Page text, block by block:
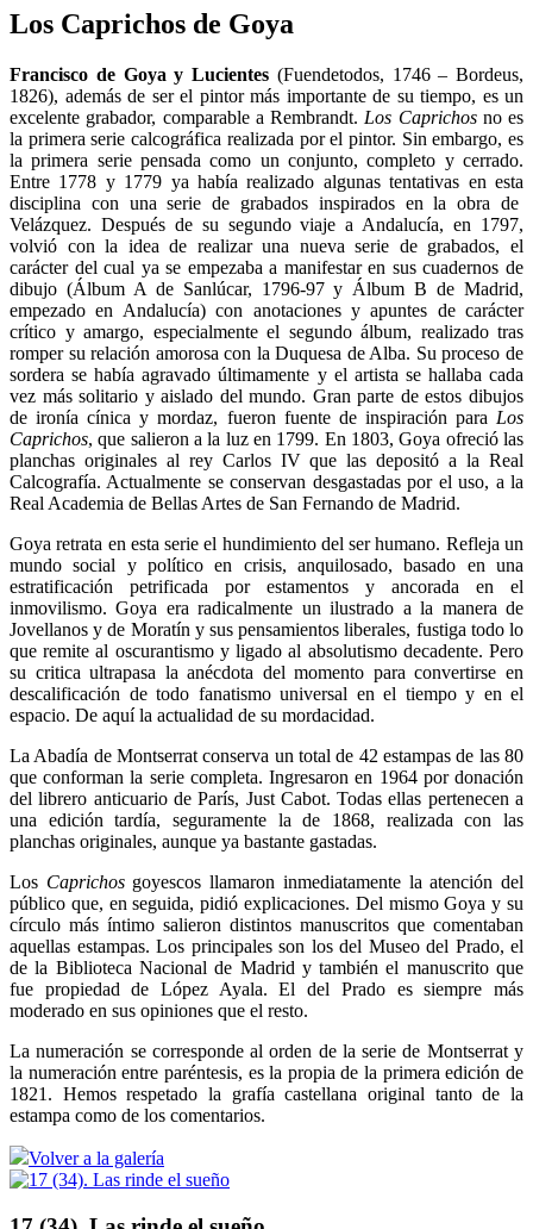
Los Caprichos de Goya
Francisco de Goya y Lucientes (Fuendetodos, 1746 – Bordeus,
1826), además de ser el pintor más importante de su tiempo, es un
excelente grabador, comparable a Rembrandt. Los Caprichosno es
la primera serie calcográfica realizada por el pintor. Sin embargo, es
la primera serie pensada como un conjunto, completo y cerrado.
Entre 1778 y 1779 ya había realizado algunas tentativas en esta
disciplina con una serie de grabados inspirados en la obra de
Velázquez. Después de su segundo viaje a Andalucía, en 1797,
volvió con la idea de realizar una nueva serie de grabados, el
carácter del cual ya se empezaba a manifestar en sus cuadernos de
dibujo (Álbum A de Sanlúcar, 1796-97 y Álbum B de Madrid,
empezado en Andalucía) con anotaciones y apuntes de carácter
crítico y amargo, especialmente el segundo álbum, realizado tras
romper su relación amorosa con la Duquesa de Alba. Su proceso de
sordera se había agravado últimamente y el artista se hallaba cada
vez más solitario y aislado del mundo. Gran parte de estos dibujos
de ironía cínica y mordaz, fueron fuente de inspiración para Los
Caprichos, que salieron a la luz en 1799. En 1803, Goya ofreció las
planchas originales al rey Carlos IV que las depositó a la Real
Calcografía. Actualmente se conservan desgastadas por el uso, a la
Real Academia de Bellas Artes de San Fernando de Madrid.
Goya retrata en esta serie el hundimiento del ser humano. Refleja un
mundo social y político en crisis, anquilosado, basado en una
estratificación petrificada por estamentos y ancorada en el
inmovilismo. Goya era radicalmente un ilustrado a la manera de
Jovellanos y de Moratín y sus pensamientos liberales, fustiga todo lo
que remite al oscurantismo y ligado al absolutismo decadente. Pero
su critica ultrapasa la anécdota del momento para convertirse en
descalificación de todo fanatismo universal en el tiempo y en el
espacio. De aquí la actualidad de su mordacidad.
La Abadía de Montserrat conserva un total de 42 estampas de las 80
que conforman la serie completa. Ingresaron en 1964 por donación
del librero anticuario de París, Just Cabot. Todas ellas pertenecen a
una edición tardía, seguramente la de 1868, realizada con las
planchas originales, aunque ya bastante gastadas.
Los Caprichos goyescos llamaron inmediatamente la atención del
público que, en seguida, pidió explicaciones. Del mismo Goya y su
círculo más íntimo salieron distintos manuscritos que comentaban
aquellas estampas. Los principales son los del Museo del Prado, el
de la Biblioteca Nacional de Madrid y también el manuscrito que
fue propiedad de López Ayala. El del Prado es siempre más
moderado en sus opiniones que el resto.
La numeración se corresponde al orden de la serie de Montserrat y
la numeración entre paréntesis, es la propia de la primera edición de
1821. Hemos respetado la grafía castellana original tanto de la
estampa como de los comentarios.
Volver a la galería